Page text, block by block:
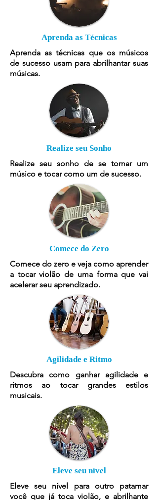
Aprenda as Técnicas
Aprenda as técnicas que os músicos
de sucesso usam para abrilhantar suas
músicas.
Realize seu Sonho
Realize seu sonho de se tornar um
músico e tocar como um de sucesso.
Comece do Zero
Comece do zero e veja como aprender
a tocar violão de uma forma que vai
acelerar seu aprendizado.
Agilidade e Ritmo
Descubra como ganhar agilidade e
ritmos ao tocar grandes estilos
musicais.
Eleve seu nível
Eleve seu nível para outro patamar
você que já toca violão, e abrilhante